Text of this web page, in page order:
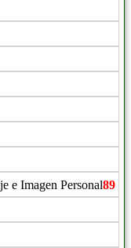
e Imagen Personal89